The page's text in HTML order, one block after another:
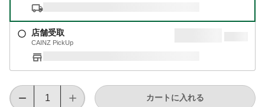
店舗受取
CAINZ PickUp
カートに入れる